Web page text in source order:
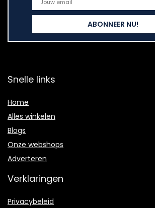
Snelle links
Home
Alles winkelen
Blogs
Onze webshops
Adverteren
Verklaringen
Privacybeleid